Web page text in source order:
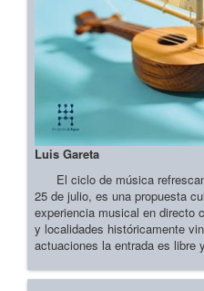
Luis Gareta
El ciclo de música
25 de julio, es una propuesta
experiencia musical en directo
y localidades históricamente
actuaciones la entrada es libre